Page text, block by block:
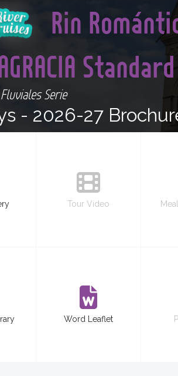
Rin
Standard
Serie
- 2026-27
Tour Video
Word Leaflet